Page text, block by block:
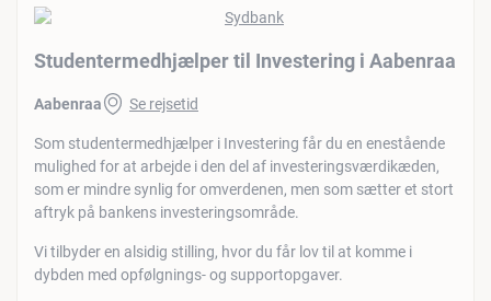
Studentermedhjælper til Investering i Aabenraa
Aabenraa Se rejsetid
Som studentermedhjælper i Investering får du en enestående
mulighed for at arbejde i den del af investeringsværdikæden,
som er mindre synlig for omverdenen, men som sætter et stort
aftryk på bankens investeringsområde.
Vi tilbyder en alsidig stilling, hvor du får lov til at komme i
dybden med opfølgnings- og supportopgaver.